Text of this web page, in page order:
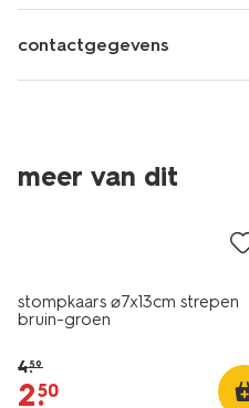
contactgegevens
meer van dit
sale
stompkaars ⌀7x13cm strepen
bruin-groen
4.59
2.
50